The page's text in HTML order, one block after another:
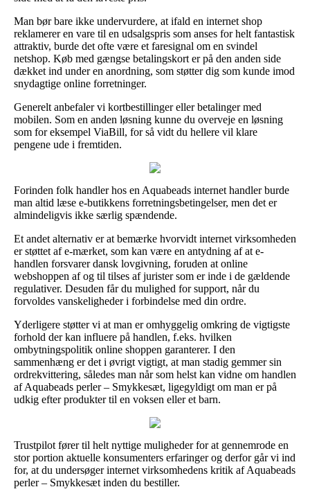
Man bør bare ikke undervurdere, at ifald en internet shop
reklamerer en vare til en udsalgspris som anses for helt fantastisk
attraktiv, burde det ofte være et faresignal om en svindel
netshop. Køb med gængse betalingskort er på den anden side
dækket ind under en anordning, som støtter dig som kunde imod
snydagtige online forretninger.
Generelt anbefaler vi kortbestillinger eller betalinger med
mobilen. Som en anden løsning kunne du overveje en løsning
som for eksempel ViaBill, for så vidt du hellere vil klare
pengene ude i fremtiden.
Forinden folk handler hos en Aquabeads internet handler burde
man altid læse e-butikkens forretningsbetingelser, men det er
almindeligvis ikke særlig spændende.
Et andet alternativ er at bemærke hvorvidt internet virksomheden
er støttet af e-mærket, som kan være en antydning af at e-
handlen forsvarer dansk lovgivning, foruden at online
webshoppen af og til tilses af jurister som er inde i de gældende
regulativer. Desuden får du mulighed for support, når du
forvoldes vanskeligheder i forbindelse med din ordre.
Yderligere støtter vi at man er omhyggelig omkring de vigtigste
forhold der kan influere på handlen, f.eks. hvilken
ombytningspolitik online shoppen garanterer. I den
sammenhæng er det i øvrigt vigtigt, at man stadig gemmer sin
ordrekvittering, således man når som helst kan vidne om handlen
af Aquabeads perler – Smykkesæt, ligegyldigt om man er på
udkig efter produkter til en voksen eller et barn.
Trustpilot fører til helt nyttige muligheder for at gennemrode en
stor portion aktuelle konsumenters erfaringer og derfor går vi ind
for, at du undersøger internet virksomhedens kritik af Aquabeads
perler – Smykkesæt inden du bestiller.